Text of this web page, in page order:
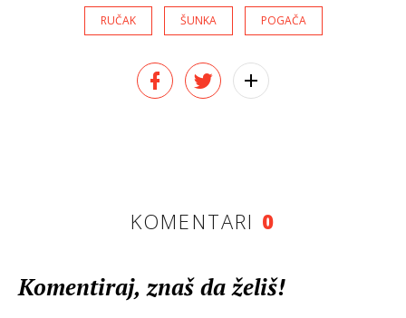
RUČAK ŠUNKA POGAČA
KOMENTARI 0
Komentiraj, znaš da želiš!